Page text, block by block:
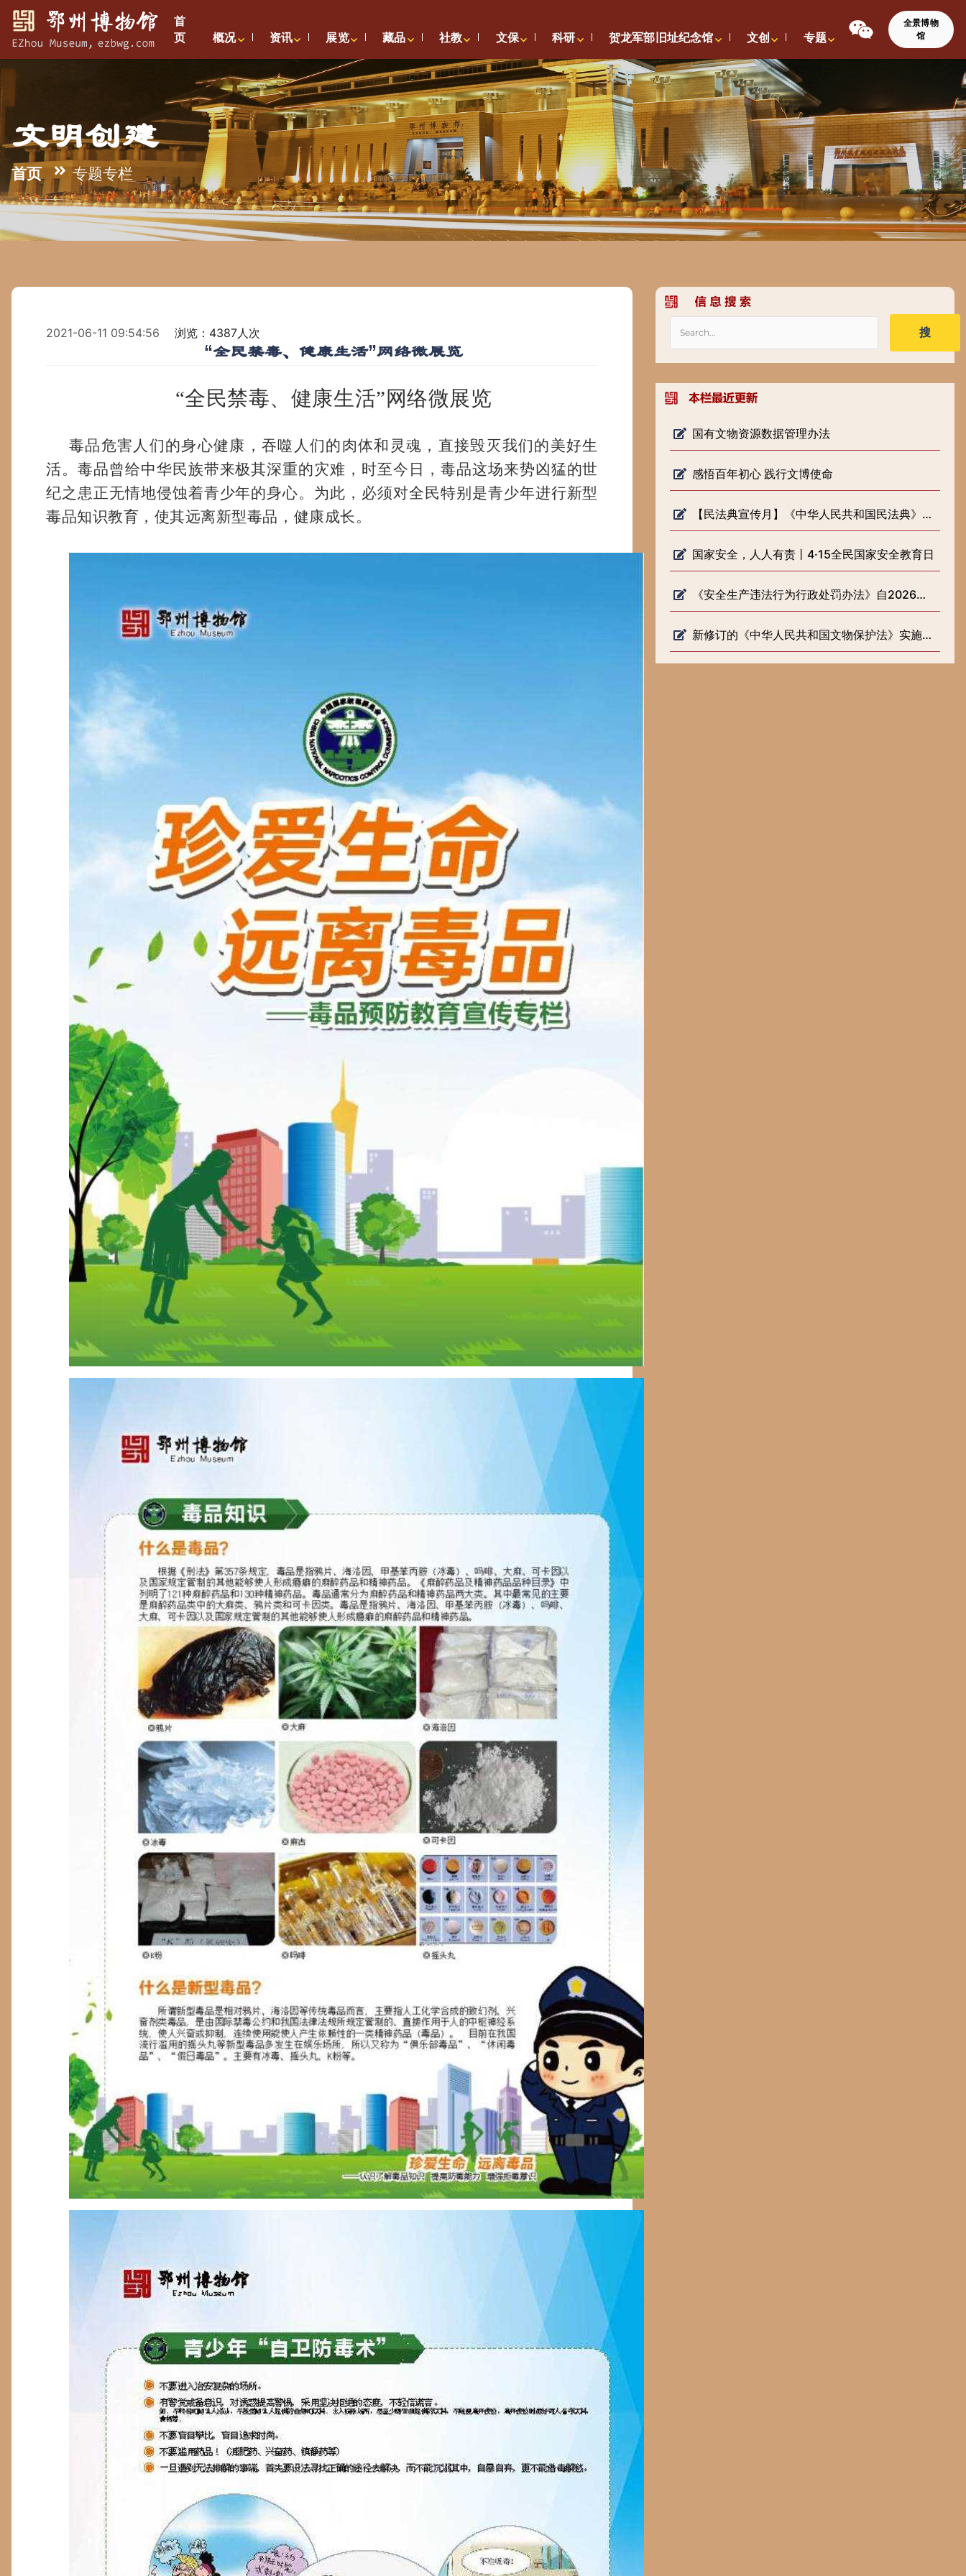
首
页
概况 资讯 展览 藏品 社教 文保 科研 贺龙军部旧址纪念馆 文创 专题
全景博物
馆
文明创建
首页 专题专栏
2021-06-11 09:54:56 浏览：4387人次
“全民禁毒、健康生活”网络微展览
“全民禁毒、健康生活”网络微展览
毒品危害人们的身心健康，吞噬人们的肉体和灵魂，直接毁灭我们的美好生
活。 毒品曾给中华民族带来极其深重的灾难，时至今日，毒品这场来势凶猛的世
纪之患正无情地侵蚀着青少年的身心。为此，必须对全民特别是青少年进行新型
毒品知识教育，使其远离新型毒品，健康成长。
搜
国有文物资源数据管理办法
感悟百年初心 践行文博使命
【民法典宣传月】《中华人民共和国民法典》知识普及
国家安全，人人有责丨4·15全民国家安全教育日
《安全生产违法行为行政处罚办法》自2026年2月1日起施行
新修订的《中华人民共和国文物保护法》实施一周年